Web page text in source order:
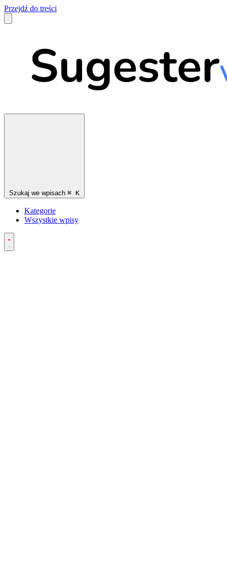
Przejdź do treści
Szukaj we wpisach ⌘ K
Kategorie
Wszystkie wpisy